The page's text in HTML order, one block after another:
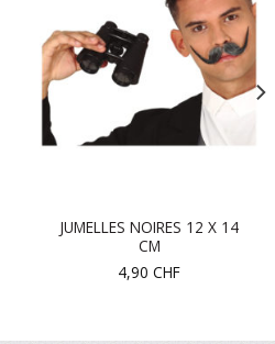
JUMELLES NOIRES 12 X 14
CM
4,90 CHF